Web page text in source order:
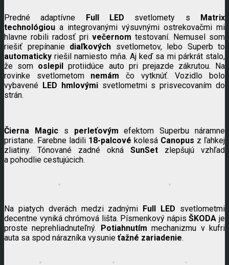
Predné adaptívne Full LED svetlomety s Matrix
technológiou a integrovanými výsuvnými ostrekovačmi mi
hlavne robili radosť pri večernom testovaní. Nemusel som
riešiť prepínanie diaľkových svetlometov, lebo Superb to
automaticky riešil namiesto mňa. Aj keď sa mi párkrát stalo,
že som oslepil protiidúce auto pri prejazde zákrutou. Na
rovinke svetlometom nemám čo vytknúť. Vozidlo bolo
vybavené LED hmlovýmisvetlometmi s prisvecovaním do
strán.
Čierna Magics perleťovým efektom Superbu náramne
pristane. Farebne ladili 18-palcové kolesá Canopus z ľahkej
zliatiny. Tónované zadné okná SunSet zlepšujú vzhľad
a pohodlie cestujúcich.
Na piatych dverách medzi zadnými Full LED svetlometmi
decentne vyniká chrómová lišta. Písmenkový nápisŠKODA je
proste neprehliadnuteľný. Potiahnutím mechanizmu v kufri
auta sa spod nárazníka vysunie ťažné zariadenie.